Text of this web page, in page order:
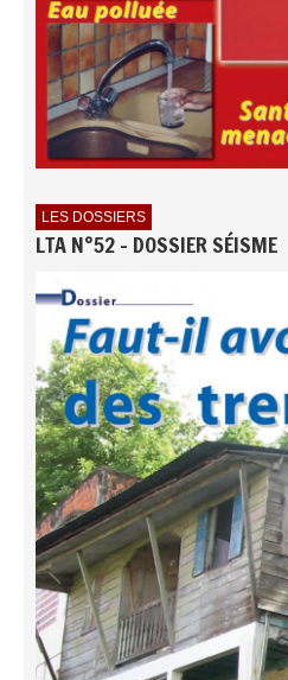
LES DOSSIERS
LTA N°52 - DOSSIER SÉISME